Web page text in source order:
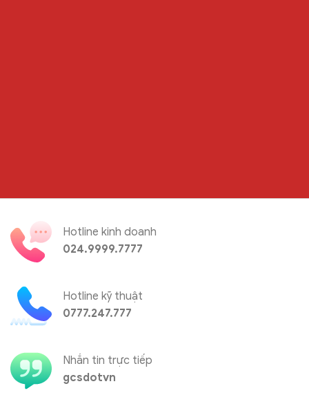
Hotline kinh doanh
024.9999.7777
Hotline kỹ thuật
0777.247.777
Nhắn tin trực tiếp
gcsdotvn